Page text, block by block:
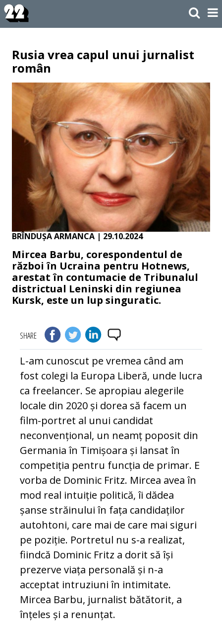
Rusia vrea capul unui jurnalist
român
BRÎNDUȘA ARMANCA | 29.10.2024
Mircea Barbu, corespondentul de
război în Ucraina pentru Hotnews,
arestat în contumacie de Tribunalul
districtual Leninski din regiunea
Kursk, este un lup singuratic.
SHARE
L-am cunoscut pe vremea când am
fost colegi la Europa Liberă, unde lucra
ca freelancer. Se apropiau alegerile
locale din 2020 și dorea să facem un
film-portret al unui candidat
neconvențional, un neamț poposit din
Germania în Timișoara și lansat în
competiția pentru funcția de primar. E
vorba de Dominic Fritz. Mircea avea în
mod real intuiție politică, îi dădea
șanse străinului în fața candidaților
autohtoni, care mai de care mai siguri
pe poziție. Portretul nu s-a realizat,
fiindcă Dominic Fritz a dorit să își
prezerve viața personală și n-a
acceptat intruziuni în intimitate.
Mircea Barbu, jurnalist bătătorit, a
înțeles și a renunțat.